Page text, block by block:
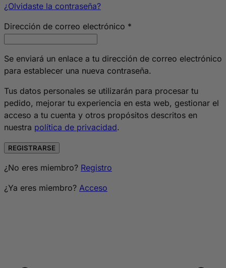
¿Olvidaste la contraseña?
Dirección de correo electrónico *
Se enviará un enlace a tu dirección de correo electrónico
para establecer una nueva contraseña.
Tus datos personales se utilizarán para procesar tu
pedido, mejorar tu experiencia en esta web, gestionar el
acceso a tu cuenta y otros propósitos descritos en
nuestra política de privacidad.
REGISTRARSE
¿No eres miembro? Registro
¿Ya eres miembro? Acceso